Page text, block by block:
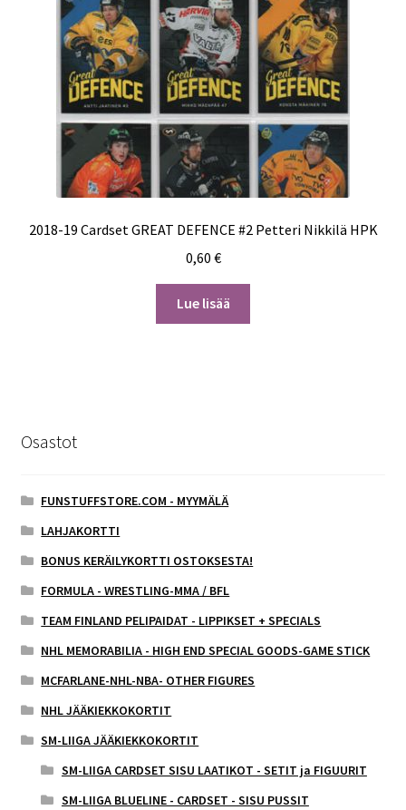
2018-19 Cardset GREAT DEFENCE #2 Petteri Nikkilä HPK
0,60 €
Lue lisää
Osastot
FUNSTUFFSTORE.COM - MYYMÄLÄ
LAHJAKORTTI
BONUS KERÄILYKORTTI OSTOKSESTA!
FORMULA - WRESTLING-MMA / BFL
TEAM FINLAND PELIPAIDAT - LIPPIKSET + SPECIALS
NHL MEMORABILIA - HIGH END SPECIAL GOODS-GAME STICK
MCFARLANE-NHL-NBA- OTHER FIGURES
NHL JÄÄKIEKKOKORTIT
SM-LIIGA JÄÄKIEKKOKORTIT
SM-LIIGA CARDSET SISU LAATIKOT - SETIT ja FIGUURIT
SM-LIIGA BLUELINE - CARDSET - SISU PUSSIT